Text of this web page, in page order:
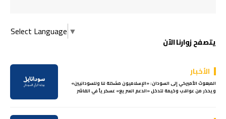
Select Language ▼
يتصفح زوارنا الآن
الأخبار
المبعوث الأميركي إلى السودان: «الإسلاميون مشكلة لنا وللسودانيين»
ويحذر من عواقب وخيمة لتدخل «الدعم السريع» عسكرياً في الفاشر